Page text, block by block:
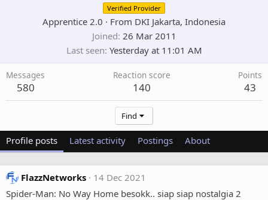
Verified Provider
Apprentice 2.0 · From DKI Jakarta, Indonesia
Joined 26 Mar 2011
Last seen Yesterday at 11:01 AM
Messages
580
Reaction score
140
Points
43
Find
Profile posts Latest activity Postings About
FlazzNetworks
14 Dec 2021
Spider-Man: No Way Home besokk.. siap siap nostalgia 2